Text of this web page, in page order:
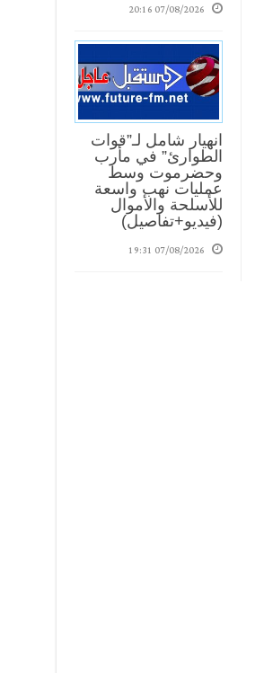
07/08/2026 20:16
انهيار شامل لـ”قوات
الطوارئ” في مأرب
وحضرموت وسط
عمليات نهب واسعة
للأسلحة والأموال
(فيديو+تفاصيل)
07/08/2026 19:31